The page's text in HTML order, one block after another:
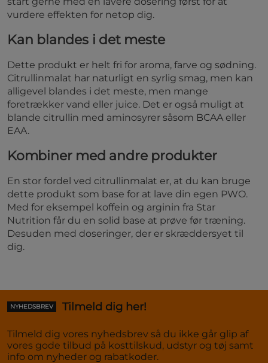
vurdere effekten for netop dig.
Kan blandes i det meste
Dette produkt er helt fri for aroma, farve og sødning.
Citrullinmalat har naturligt en syrlig smag, men kan
alligevel blandes i det meste, men mange
foretrækker vand eller juice. Det er også muligt at
blande citrullin med aminosyrer såsom BCAA eller
EAA.
Kombiner med andre produkter
En stor fordel ved citrullinmalat er, at du kan bruge
dette produkt som base for at lave din egen PWO.
Med for eksempel koffein og arginin fra Star
Nutrition får du en solid base at prøve før træning.
Desuden med doseringer, der er skræddersyet til
dig.
NYHEDSBREV Tilmeld dig her!
Tilmeld dig vores nyhedsbrev så du ikke går glip af
vores gode tilbud på kosttilskud, udstyr og tøj samt
info om nyheder og rabatkoder.